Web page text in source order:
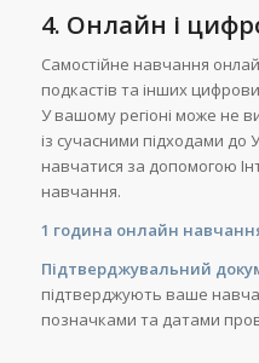
4. Онлайн і
Самостійне навчання
подкастів та інших
У вашому регіоні може не
із сучасними підходами до
навчатися за допомогою
навчання.
1 година онлайн
Підтверджувальний
підтверджують ваше
позначками та датами